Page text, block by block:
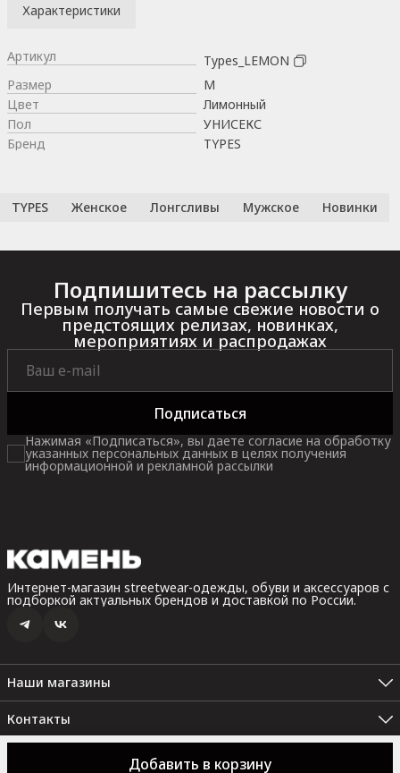
Добавить в корзину
Характеристики
Артикул
Types_LEMON
Размер
M
Цвет
Лимонный
Пол
УНИСЕКС
Бренд
TYPES
TYPES Женское Лонгсливы Мужское Новинки
Подпишитесь на рассылку
Первым получать самые свежие новости о
предстоящих релизах, новинках,
мероприятиях и распродажах
Подписаться
Нажимая «Подписаться», вы даете согласие на обработку
указанных персональных данных в целях получения
информационной и рекламной рассылки
Интернет-магазин streetwear-одежды, обуви и аксессуаров с
подборкой актуальных брендов и доставкой по России.
Наши магазины
Санкт-Петербург, Невский пр. 35В, 2 этаж (Пн.-Вс.: 10:00 -
22:00)
Санкт-Петербург. Набережная реки Карповки, 10 (Пн.-Вс.: 12:00
- 22:00)
Контакты
Набережная реки Карповки, 10
ОфертаПолитика конфиденциальности